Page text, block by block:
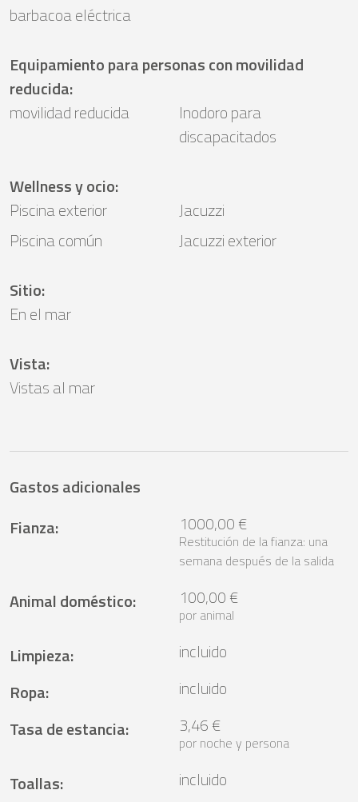
barbacoa eléctrica
Equipamiento para personas con movilidad
reducida:
movilidad reducida
Inodoro para
discapacitados
Wellness y ocio:
Piscina exterior
Jacuzzi
Piscina común
Jacuzzi exterior
Sitio:
En el mar
Vista:
Vistas al mar
Gastos adicionales
Fianza: 1000,00 €
Restitución de la fianza: una
semana después de la salida
Animal doméstico: 100,00 €
por animal
Limpieza:
incluido
Ropa:
incluido
Tasa de estancia: 3,46 €
por noche y persona
Toallas:
incluido